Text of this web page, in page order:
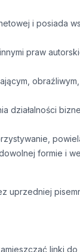
i posiada
praw
działalności
formie i
uprzedniej
linki